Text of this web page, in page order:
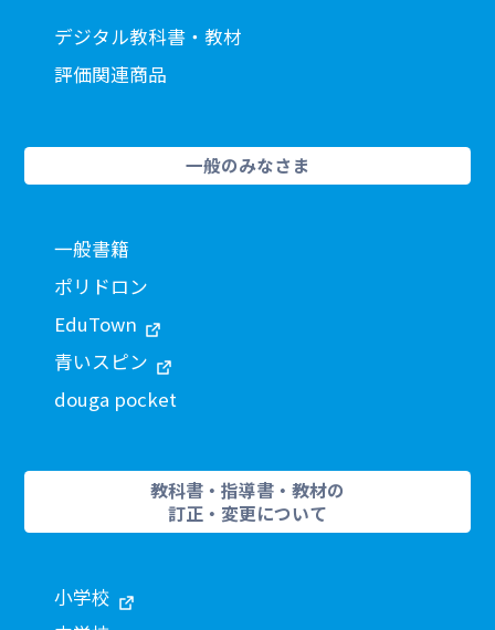
デジタル教科書・教材
評価関連商品
一般のみなさま
一般書籍
ポリドロン
EduTown
青いスピン
douga pocket
教科書・指導書・教材の
訂正・変更について
小学校